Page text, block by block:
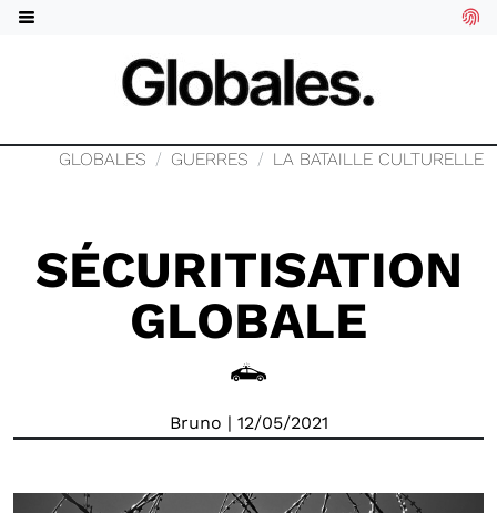
GLOBALES GUERRES LA BATAILLE CULTURELLE
SÉCURITISATION
GLOBALE
Bruno | 12/05/2021